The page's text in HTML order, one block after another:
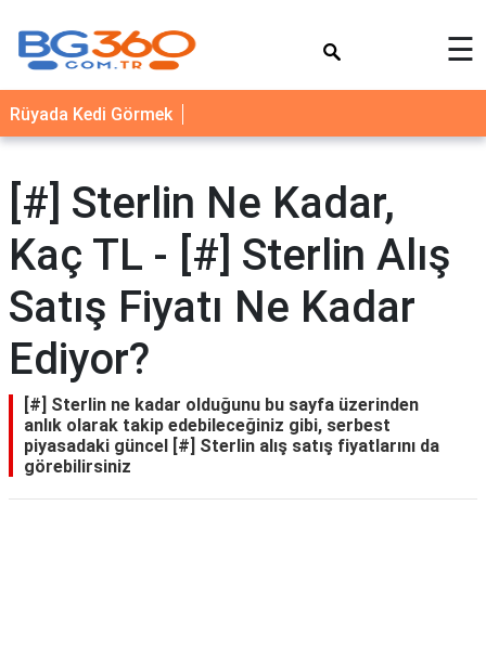
YEMEK
TARİFLERİ
NEDİR
FAYDALARI
SAĞLIK
İLETİŞİM
☰
Rüyada Kedi Görmek
[#] Sterlin Ne Kadar,
Kaç TL - [#] Sterlin Alış
Satış Fiyatı Ne Kadar
Ediyor?
[#] Sterlin ne kadar olduğunu bu sayfa üzerinden
anlık olarak takip edebileceğiniz gibi, serbest
piyasadaki güncel [#] Sterlin alış satış fiyatlarını da
görebilirsiniz